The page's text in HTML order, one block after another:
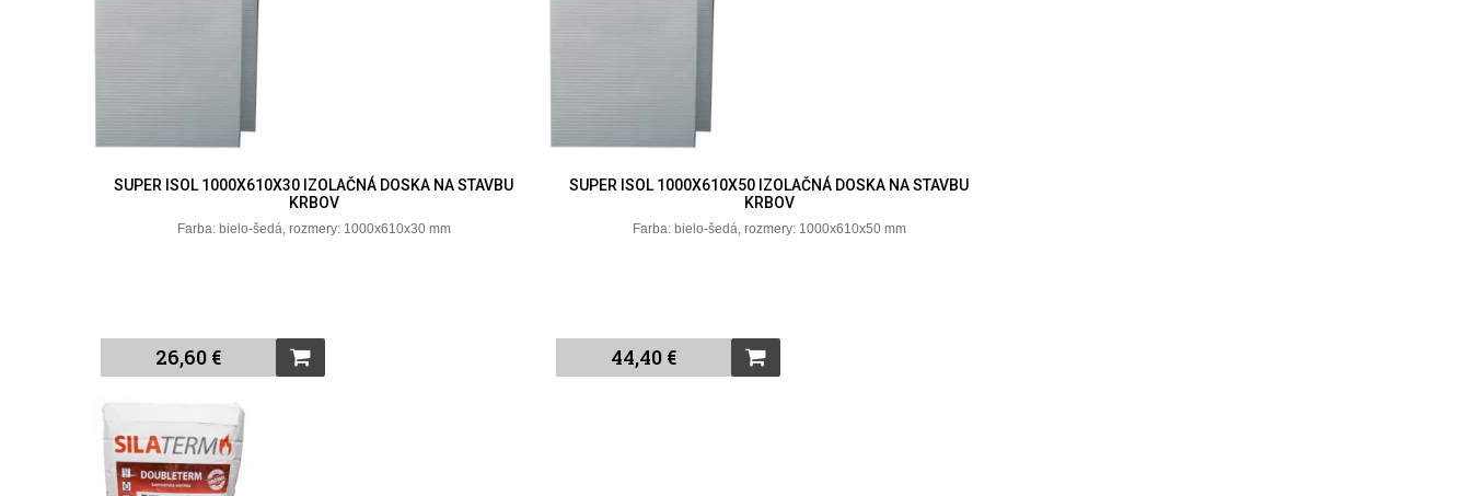
SUPER ISOL 1000X610X30 IZOLAČNÁ DOSKA NA STAVBU
KRBOV
Farba: bielo-šedá, rozmery: 1000x610x30 mm
26,60 €
SUPER ISOL 1000X610X50 IZOLAČNÁ DOSKA NA STAVBU
KRBOV
Farba: bielo-šedá, rozmery: 1000x610x50 mm
44,40 €